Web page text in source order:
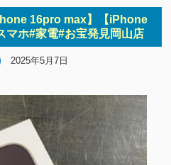
16pro max】【iPhone
ホ#家電#お宝発見岡山店
2025年5月7日